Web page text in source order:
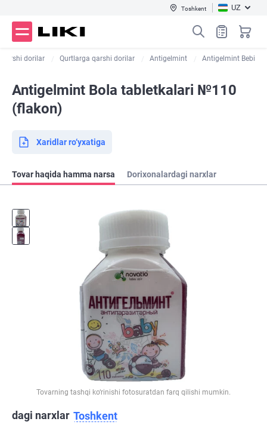
Toshkent UZ
dorilar Qurtlarga qarshi dorilar Antigelmint Antigelmint Bebi
Antigelmint Bola tabletkalari №110
(flakon)
Xaridlar ro‘yxatiga
Tovar haqida hamma narsa Dorixonalardagi narxlar
Tovarning tashqi ko‘rinishi fotosuratdan farq qilishi mumkin.
dagi narxlar Toshkent